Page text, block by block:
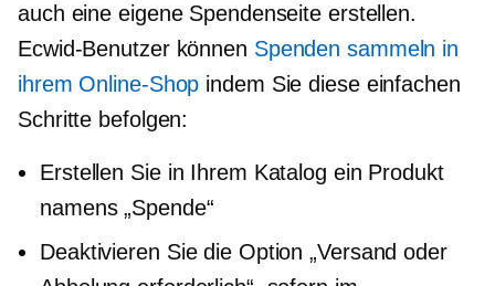
auch eine eigene Spendenseite erstellen.
Ecwid-Benutzer können Spenden sammeln in
ihrem Online-Shop indem Sie diese einfachen
Schritte befolgen:
Erstellen Sie in Ihrem Katalog ein Produkt
namens „Spende“
Deaktivieren Sie die Option „Versand oder